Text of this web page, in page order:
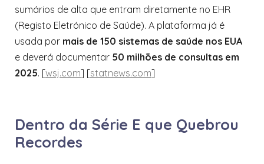
sumários de alta que entram diretamente no EHR
(Registo Eletrónico de Saúde). A plataforma já é
usada por mais de 150 sistemas de saúde nos EUA
e deverá documentar 50 milhões de consultas em
2025. [wsj.com] [statnews.com]
Dentro da Série E que Quebrou
Recordes